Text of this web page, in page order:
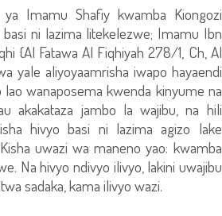
Imamu Shafiy kwamba Kiongozi
ni lazima litekelezwe; Imamu Ibn
{Al Fatawa Al Fiqhiyah 278/1, Ch, Al
yale aliyoyaamrisha iwapo hayaendi
wanaposema kwenda kinyume na
akakataza jambo la wajibu, na hili
hivyo basi ni lazima agizo lake
uwazi wa maneno yao: kwamba
Na hivyo ndivyo ilivyo, lakini uwajibu
sadaka, kama ilivyo wazi.